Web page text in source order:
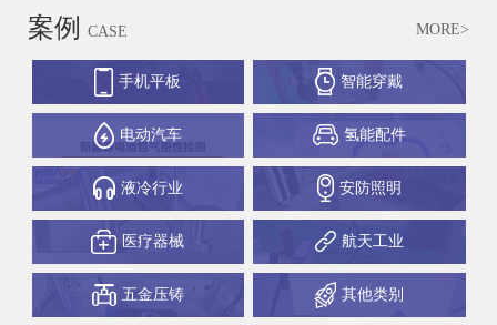
案例 CASE MORE>
手机平板 智能穿戴
电动汽车 氢能配件
液冷行业 安防照明
医疗器械 航天工业
五金压铸 其他类别